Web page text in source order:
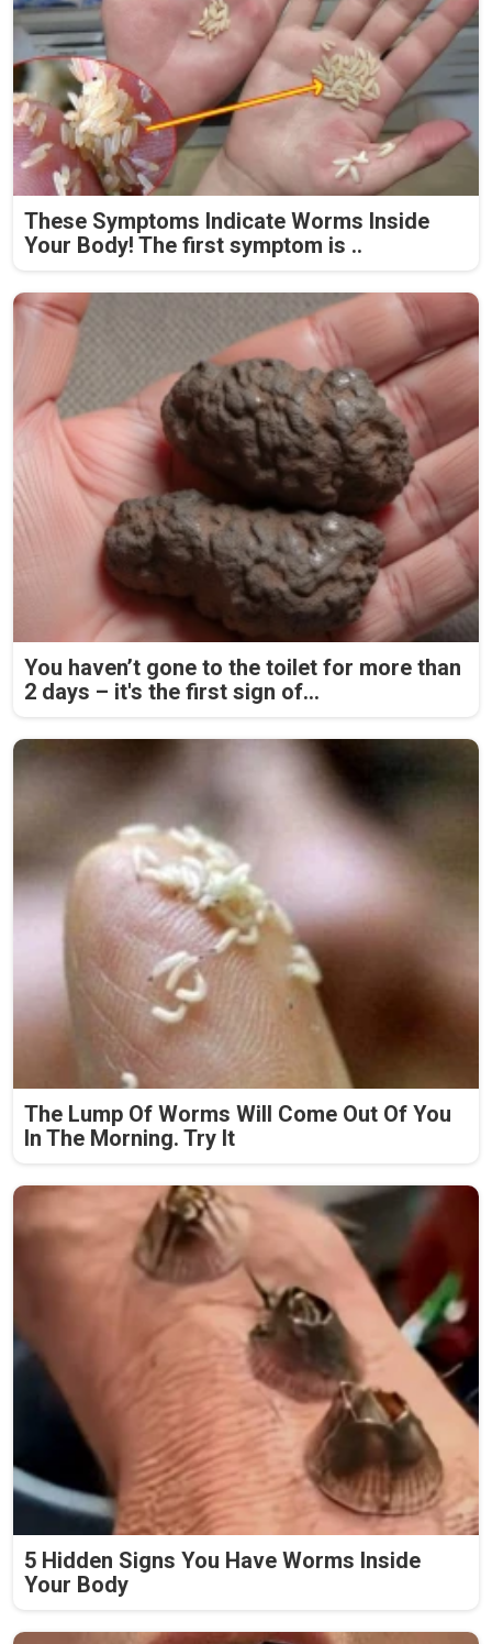
These Symptoms Indicate Worms Inside
Your Body! The first symptom is ..
You haven’t gone to the toilet for more than
2 days – it's the first sign of...
The Lump Of Worms Will Come Out Of You
In The Morning. Try It
5 Hidden Signs You Have Worms Inside
Your Body